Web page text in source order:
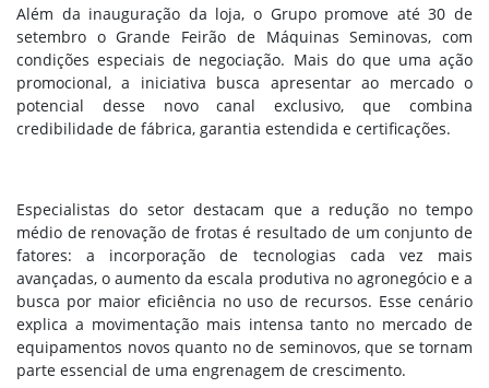
Além da inauguração da loja, o Grupo promove até 30 de
setembro o Grande Feirão de Máquinas Seminovas, com
condições especiais de negociação. Mais do que uma ação
promocional, a iniciativa busca apresentar ao mercado o
potencial desse novo canal exclusivo, que combina
credibilidade de fábrica, garantia estendida e certificações.
Especialistas do setor destacam que a redução no tempo
médio de renovação de frotas é resultado de um conjunto de
fatores: a incorporação de tecnologias cada vez mais
avançadas, o aumento da escala produtiva no agronegócio e a
busca por maior eficiência no uso de recursos. Esse cenário
explica a movimentação mais intensa tanto no mercado de
equipamentos novos quanto no de seminovos, que se tornam
parte essencial de uma engrenagem de crescimento.